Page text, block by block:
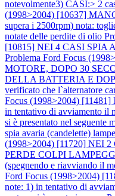
notevolmente3) CASI:> 2
(1998>2004) [10637]
supera i 2500rpm) nota:
notate delle perdite di olio
[10815] NEI 4 CASI SPIA
Problema Ford Focus
MOTORE, DOPO 30
DELLA BATTERIA E
verificato che l`alternatore
Focus (1998>2004)
in tentativo di avviamento il
si è presentato nel seguente
spia avaria (candelette)
(1998>2004) [11720] NEI
PERDE COLPI
(spegnendo e riavviando il
Ford Focus (1998>2004)
note: 1) in tentativo di